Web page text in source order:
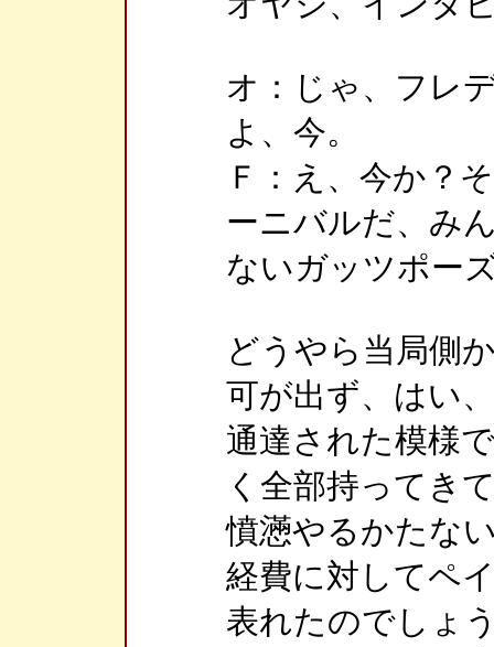
オ：じゃ、フレ
よ、今。
Ｆ：え、今か？
ーニバルだ、み
ないガッツポー
どうやら当局側
可が出ず、はい
通達された模様
く全部持ってき
憤懣やるかたな
経費に対してペ
表れたのでしょ